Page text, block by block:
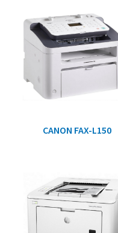
CANON FAX-L150